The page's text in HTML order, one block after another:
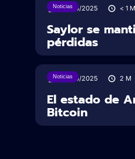
Noticias
23/06/2025 < 1 M
Saylor se
pérdidas
Noticias
20/06/2025 2 M
El estado de
Bitcoin